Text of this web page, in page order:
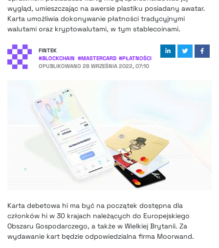
OKIEM EKSPERTA
wygląd, umieszczając na awersie plastiku posiadany awatar.
Karta umożliwia dokonywanie płatności tradycyjnymi
walutami oraz kryptowalutami, w tym stablecoinami.
FINTEK
#BLOCKCHAIN #MASTERCARD #PŁATNOŚCI
OPUBLIKOWANO 28 WRZEŚNIA 2022, 07:10
Karta debetowa hi ma być na początek dostępna dla
członków hi w 30 krajach należących do Europejskiego
Obszaru Gospodarczego, a także w Wielkiej Brytanii. Za
wydawanie kart będzie odpowiedzialna firma Moorwand.